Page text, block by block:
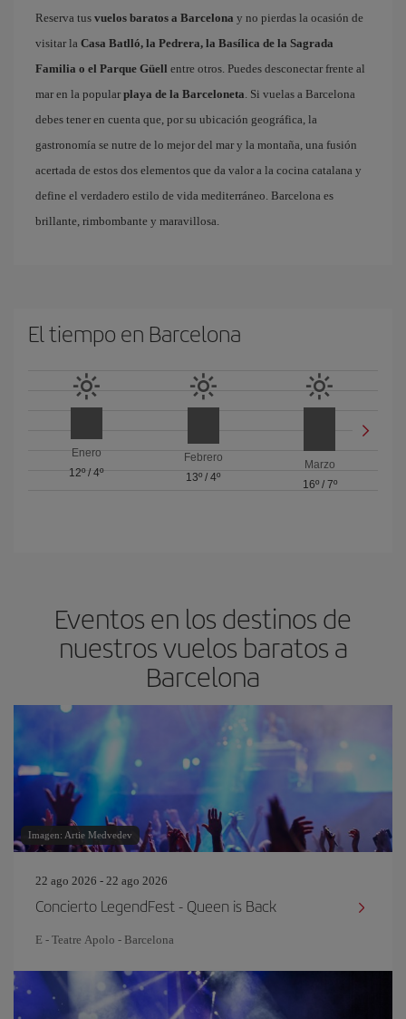
Reserva tus vuelos baratos a Barcelona y no pierdas la ocasión de
visitar la Casa Batlló, la Pedrera, la Basílica de la Sagrada
Familia o el Parque Güell entre otros. Puedes desconectar frente al
mar en la popular playa de la Barceloneta. Si vuelas a Barcelona
debes tener en cuenta que, por su ubicación geográfica, la
gastronomía se nutre de lo mejor del mar y la montaña, una fusión
acertada de estos dos elementos que da valor a la cocina catalana y
define el verdadero estilo de vida mediterráneo. Barcelona es
brillante, rimbombante y maravillosa.
El tiempo en Barcelona
Enero
12º/4º
Febrero
13º / 4º
Marzo
16º/ 7º
Eventos en los destinos de
nuestros vuelos baratos a
Barcelona
Imagen: Artie Medvedev
22 ago 2026 - 22 ago 2026
Concierto LegendFest - Queen is Back
E - Teatre Apolo - Barcelona